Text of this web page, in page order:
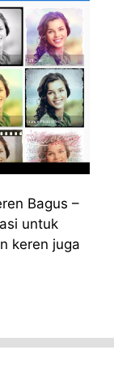
Bagus –
untuk
keren juga